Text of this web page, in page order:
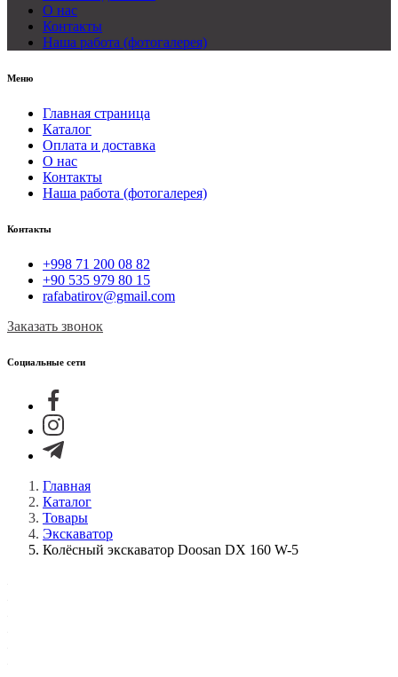
О нас
Контакты
Наша работа (фотогалерея)
Меню
Главная страница
Каталог
Оплата и доставка
О нас
Контакты
Наша работа (фотогалерея)
Контакты
+998 71 200 08 82
+90 535 979 80 15
rafabatirov@gmail.com
Заказать звонок
Социальные сети
Главная
Каталог
Товары
Экскаватор
Колёсный экскаватор Doosan DX 160 W-5